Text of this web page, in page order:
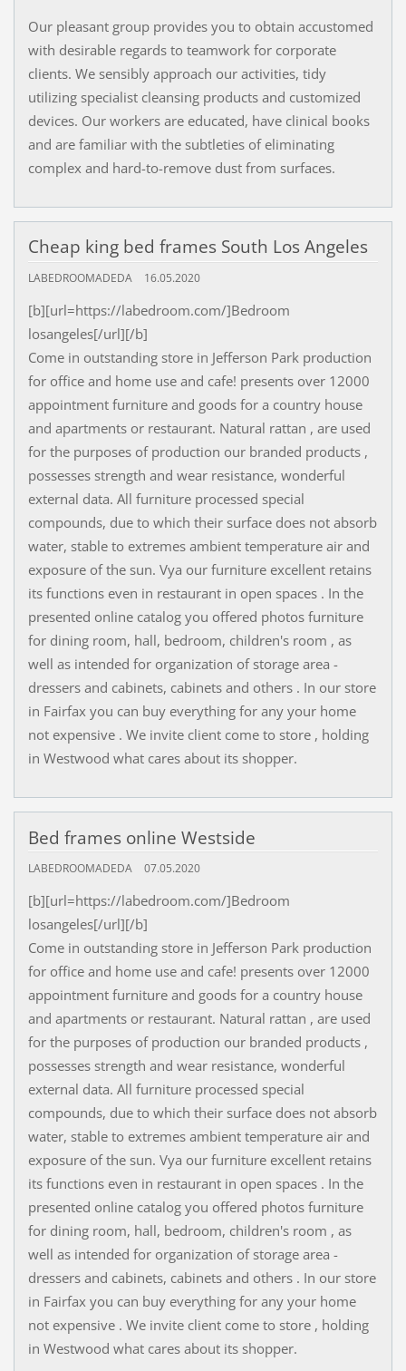
Our pleasant group provides you to obtain accustomed
with desirable regards to teamwork for corporate
clients. We sensibly approach our activities, tidy
utilizing specialist cleansing products and customized
devices. Our workers are educated, have clinical books
and are familiar with the subtleties of eliminating
complex and hard-to-remove dust from surfaces.
Cheap king bed frames South Los Angeles
LABEDROOMADEDA 16.05.2020
[b][url=https://labedroom.com/]Bedroom
losangeles[/url][/b]
Come in outstanding store in Jefferson Park production
for office and home use and cafe! presents over 12000
appointment furniture and goods for a country house
and apartments or restaurant. Natural rattan , are used
for the purposes of production our branded products ,
possesses strength and wear resistance, wonderful
external data. All furniture processed special
compounds, due to which their surface does not absorb
water, stable to extremes ambient temperature air and
exposure of the sun. Vya our furniture excellent retains
its functions even in restaurant in open spaces . In the
presented online catalog you offered photos furniture
for dining room, hall, bedroom, children's room , as
well as intended for organization of storage area -
dressers and cabinets, cabinets and others . In our store
in Fairfax you can buy everything for any your home
not expensive . We invite client come to store , holding
in Westwood what cares about its shopper.
Bed frames online Westside
LABEDROOMADEDA 07.05.2020
[b][url=https://labedroom.com/]Bedroom
losangeles[/url][/b]
Come in outstanding store in Jefferson Park production
for office and home use and cafe! presents over 12000
appointment furniture and goods for a country house
and apartments or restaurant. Natural rattan , are used
for the purposes of production our branded products ,
possesses strength and wear resistance, wonderful
external data. All furniture processed special
compounds, due to which their surface does not absorb
water, stable to extremes ambient temperature air and
exposure of the sun. Vya our furniture excellent retains
its functions even in restaurant in open spaces . In the
presented online catalog you offered photos furniture
for dining room, hall, bedroom, children's room , as
well as intended for organization of storage area -
dressers and cabinets, cabinets and others . In our store
in Fairfax you can buy everything for any your home
not expensive . We invite client come to store , holding
in Westwood what cares about its shopper.